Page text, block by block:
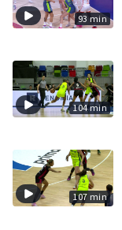
93 min
104 min
107 min